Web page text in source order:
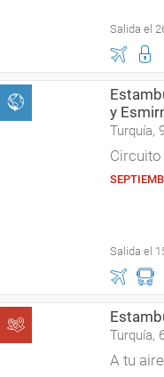
Salida el
y
Turquía,
Salida el
Turquía,
A tu aire